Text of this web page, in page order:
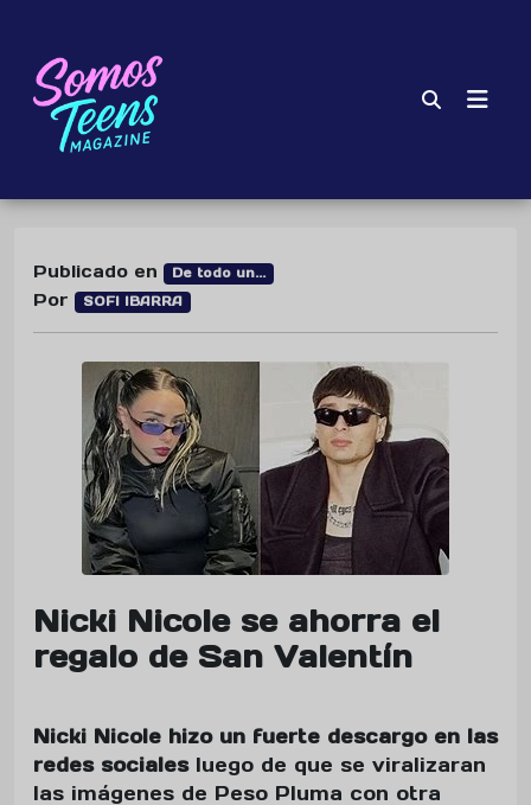
Publicado en De todo un...
Por SOFI IBARRA
Nicki Nicole se ahorra el
regalo de San Valentín
Nicki Nicole hizo un fuerte descargo en las
redes sociales luego de que se viralizaran
las imágenes de Peso Pluma con otra